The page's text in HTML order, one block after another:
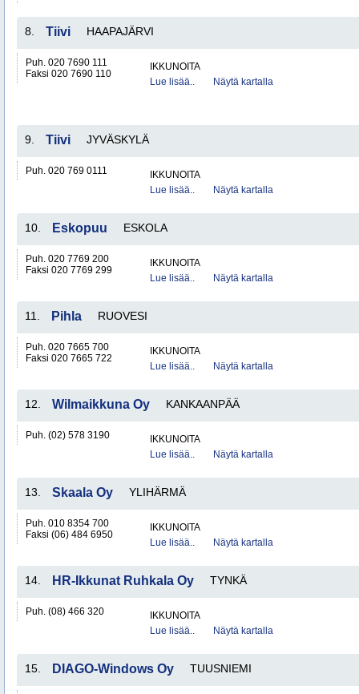
8. Tiivi HAAPAJÄRVI
Puh. 020 7690 111
Faksi 020 7690 110
IKKUNOITA
Lue lisää..
Näytä kartalla
9. Tiivi JYVÄSKYLÄ
Puh. 020 769 0111
IKKUNOITA
Lue lisää..
Näytä kartalla
10. Eskopuu ESKOLA
Puh. 020 7769 200
Faksi 020 7769 299
IKKUNOITA
Lue lisää..
Näytä kartalla
11. Pihla RUOVESI
Puh. 020 7665 700
Faksi 020 7665 722
IKKUNOITA
Lue lisää..
Näytä kartalla
12. Wilmaikkuna Oy KANKAANPÄÄ
Puh. (02) 578 3190
IKKUNOITA
Lue lisää..
Näytä kartalla
13. Skaala Oy YLIHÄRMÄ
Puh. 010 8354 700
Faksi (06) 484 6950
IKKUNOITA
Lue lisää..
Näytä kartalla
14. HR-Ikkunat Ruhkala Oy TYNKÄ
Puh. (08) 466 320
IKKUNOITA
Lue lisää..
Näytä kartalla
15. DIAGO-Windows Oy TUUSNIEMI